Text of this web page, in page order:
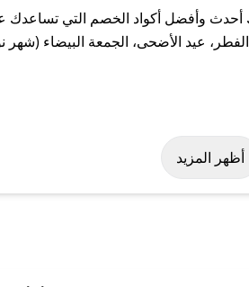
وأفضل أكواد الخصم التي تساعدك
عيد الأضحى، الجمعة البيضاء (شهر
حال عدم توفر الكوبون، تواصل معنا
أظهر المزيد